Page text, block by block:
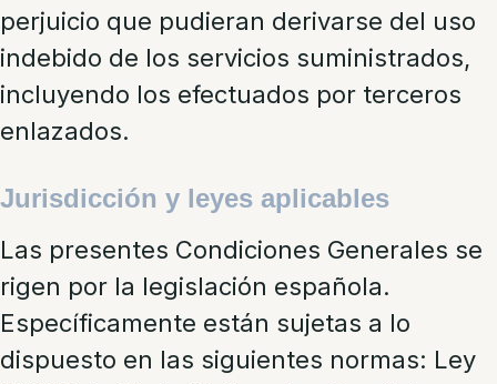
perjuicio que pudieran derivarse del uso
indebido de los servicios suministrados,
incluyendo los efectuados por terceros
enlazados.
Jurisdicción y leyes aplicables
Las presentes Condiciones Generales se
rigen por la legislación española.
Específicamente están sujetas a lo
dispuesto en las siguientes normas: Ley